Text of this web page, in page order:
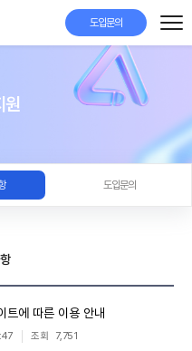
도입문의
원
도입문의
트에 따른 이용 안내
조회 7,751